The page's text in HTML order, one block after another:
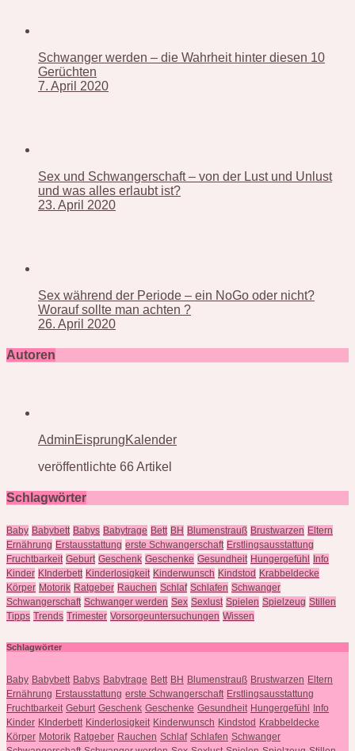
Schwanger werden – die Wahrheit hinter diesen 10
Gerüchten
7. April 2020
Sex und Schwangerschaft – von der Lust und Unlust
und was alles erlaubt ist?
23. April 2020
Sex während der Periode – ein NoGo oder nicht?
Worauf sollte man achten ?
26. April 2020
Autoren
AdminEisprungKalender
veröffentlichte 66 Artikel
Schlagwörter
Baby Babybett Babys Babytrage Bett BH Blumenstrauß Brustwarzen Eltern
Ernährung Erstausstattung erste Schwangerschaft Erstlingsausstattung
Fruchtbarkeit Geburt Geschenk Geschenke Gesundheit Hungergefühl Info
Kinder KInderbett Kinderlosigkeit Kinderwunsch Kindstod Krabbeldecke
Körper Motorik Ratgeber Rauchen Schlaf Schlafen Schwanger
Schwangerschaft Schwanger werden Sex Sexlust Spielen Spielzeug Stillen
Tipps Trends Trimester Vorsorgeuntersuchungen Wissen
Schlagwörter
Baby Babybett Babys Babytrage Bett BH Blumenstrauß Brustwarzen Eltern
Ernährung Erstausstattung erste Schwangerschaft Erstlingsausstattung
Fruchtbarkeit Geburt Geschenk Geschenke Gesundheit Hungergefühl Info
Kinder KInderbett Kinderlosigkeit Kinderwunsch Kindstod Krabbeldecke
Körper Motorik Ratgeber Rauchen Schlaf Schlafen Schwanger